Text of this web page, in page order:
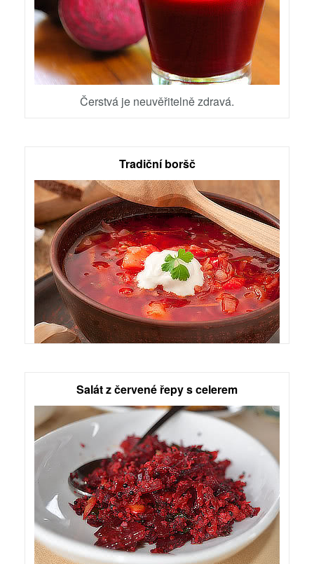
Čerstvá je neuvěřitelně zdravá.
Tradiční boršč
Salát z červené řepy s celerem